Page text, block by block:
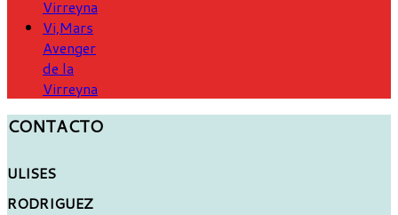
Virreyna
Vi,Mars
Avenger
de la
Virreyna
CONTACTO
ULISES
RODRIGUEZ